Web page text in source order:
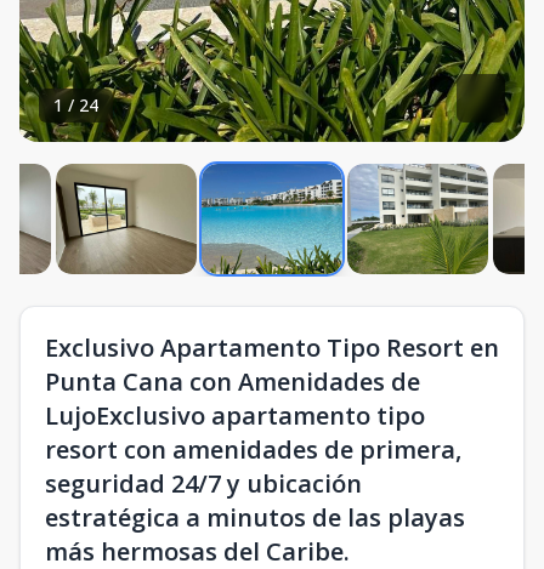
1 / 24
Exclusivo Apartamento Tipo Resort en
Punta Cana con Amenidades de
LujoExclusivo apartamento tipo
resort con amenidades de primera,
seguridad 24/7 y ubicación
estratégica a minutos de las playas
más hermosas del Caribe.